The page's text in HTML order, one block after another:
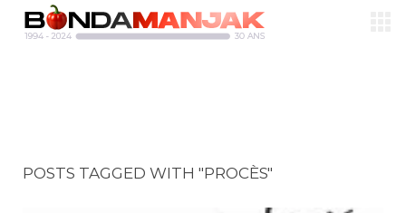
POSTS TAGGED WITH "PROCÈS"